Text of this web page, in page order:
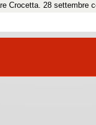
Crocetta. 28 settembre